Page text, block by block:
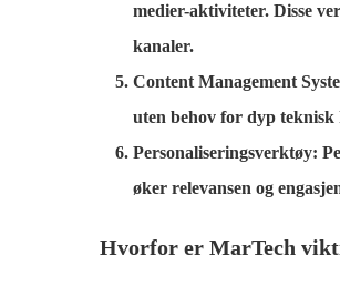
medier-aktiviteter. Disse
kanaler.
Content Management
uten behov for dyp
Personaliseringsverktøy:
øker relevansen og
Hvorfor er MarTech